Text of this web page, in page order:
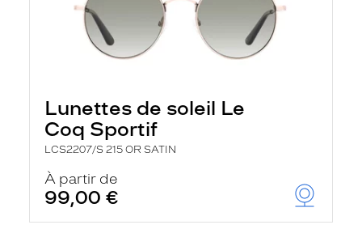
Lunettes de soleil Le
Coq Sportif
LCS2207/S 215 OR SATIN
À partir de
99,00 €